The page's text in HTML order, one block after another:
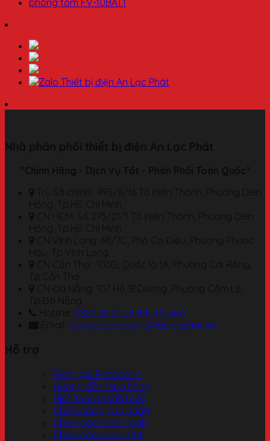
0827 24 24 24 (Mr. Thuận)
baogiapanasonic@anlacphat.vn
Bảng giá Panasonic
Hướng dẫn mua hàng
Hình thức thanh toán
Chính sách giao hàng
Chính sách bảo hành
Chính sách bảo mật